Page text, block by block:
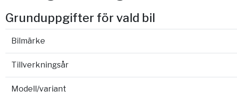
Grunduppgifter för vald bil
Bilmärke
Tillverkningsår
Modell/variant